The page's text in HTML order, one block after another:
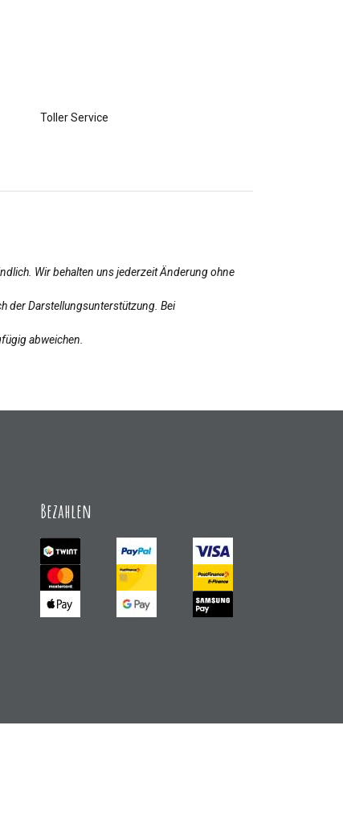
Toller Service
Wir behalten uns jederzeit Änderung ohne
der Darstellungsunterstützung. Bei
abweichen.
Bezahlen